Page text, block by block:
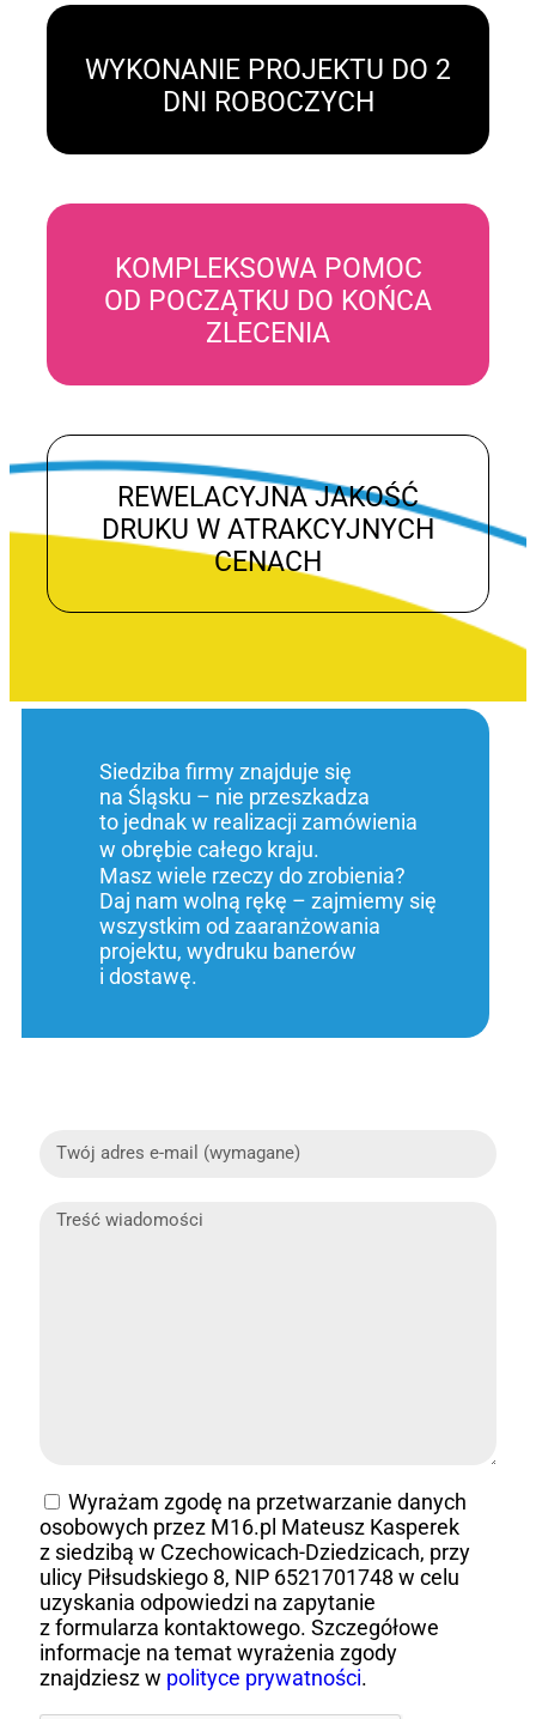
WYKONANIE PROJEKTU DO 2
DNI ROBOCZYCH
KOMPLEKSOWA POMOC
OD POCZĄTKU DO KOŃCA
ZLECENIA
REWELACYJNA JAKOŚĆ
DRUKU W ATRAKCYJNYCH
CENACH
Siedziba firmy znajduje się
na Śląsku – nie przeszkadza
to jednak w realizacji zamówienia
w obrębie całego kraju.
Masz wiele rzeczy do zrobienia?
Daj nam wolną rękę – zajmiemy się
wszystkim od zaaranżowania
projektu, wydruku banerów
i dostawę.
Wyrażam zgodę na przetwarzanie danych
osobowych przez M16.pl Mateusz Kasperek
z siedzibą w Czechowicach-Dziedzicach, przy
ulicy Piłsudskiego 8, NIP 6521701748 w celu
uzyskania odpowiedzi na zapytanie
z formularza kontaktowego. Szczegółowe
informacje na temat wyrażenia zgody
znajdziesz w polityce prywatności.